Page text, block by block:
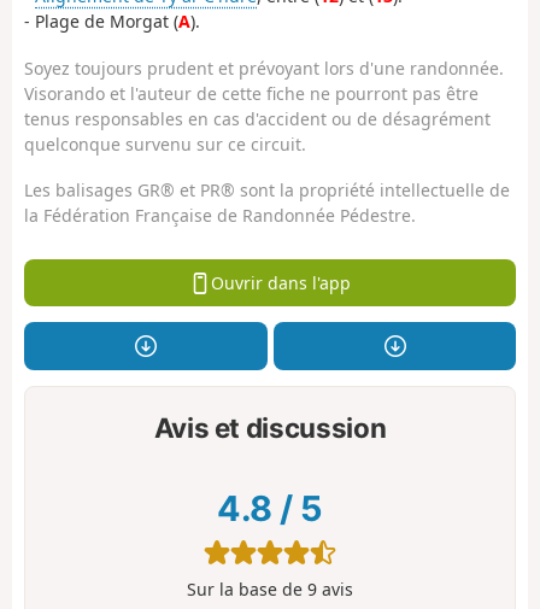
- Plage de Morgat (A).
Soyez toujours prudent et prévoyant lors d'une randonnée.
Visorando et l'auteur de cette fiche ne pourront pas être
tenus responsables en cas d'accident ou de désagrément
quelconque survenu sur ce circuit.
Les balisages GR® et PR® sont la propriété intellectuelle de
la Fédération Française de Randonnée Pédestre.
Ouvrir dans l'app
Avis et discussion
4.8 / 5
Sur la base de 9 avis